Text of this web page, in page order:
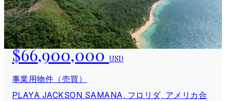
$66,900,000USD
事業用物件（売買）
PLAYA JACKSON SAMANA, フロリダ, アメリカ合